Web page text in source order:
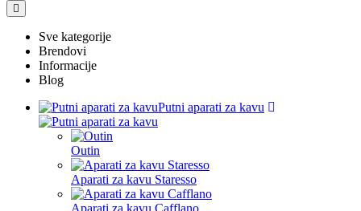
Sve kategorije
Brendovi
Informacije
Blog
Putni aparati za kavu
Outin
Aparati za kavu Staresso
Aparati za kavu Cafflano